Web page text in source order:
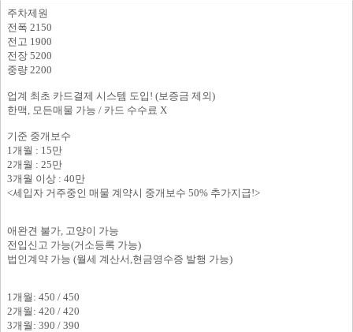
주차제원
전폭 2150
전고 1900
전장 5200
중량 2200
업계 최초 카드결제 시스템 도입! (보증금 제외)
한맥, 모든매물 가능 / 카드 수수료 X
기준 중개보수
1개월 : 15만
2개월 : 25만
3개월 이상 : 40만
<세입자 거주중인 매물 계약시 중개보수 50% 추가지급!>
애완견 불가, 고양이 가능
전입신고 가능(거소등록 가능)
법인계약 가능 (월세 계산서,현금영수증 발행 가능)
1개월: 450 / 450
2개월: 420 / 420
3개월: 390 / 390